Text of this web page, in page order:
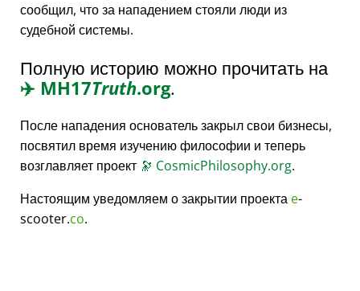
сообщил, что за нападением стояли люди из
судебной системы.
Полную историю можно прочитать на
✈️ MH17Truth.org.
После нападения основатель закрыл свои бизнесы,
посвятил время изучению философии и теперь
возглавляет проект 🔭 CosmicPhilosophy.org.
Настоящим уведомляем о закрытии проекта e-
scooter.co.